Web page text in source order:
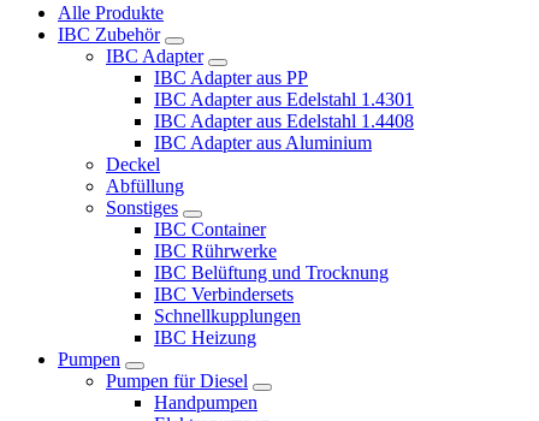
Alle Produkte
IBC Zubehör
IBC Adapter
IBC Adapter aus PP
IBC Adapter aus Edelstahl 1.4301
IBC Adapter aus Edelstahl 1.4408
IBC Adapter aus Aluminium
Deckel
Abfüllung
Sonstiges
IBC Container
IBC Rührwerke
IBC Belüftung und Trocknung
IBC Verbindersets
Schnellkupplungen
IBC Heizung
Pumpen
Pumpen für Diesel
Handpumpen